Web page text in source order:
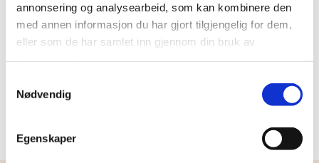
annonsering og analysearbeid, som kan kombinere den
med annen informasjon du har gjort tilgjengelig for dem,
eller som de har samlet inn gjennom din bruk av
Nødvendig
Egenskaper
Hun yter administrativ støtte til selskapets og
advokatenes produksjon, og bistår med teknisk
support i saksbehandlingssystemer mv. Silje
forestår også oppfølging av interne rutiner/krav
og er koordinator for arrangementer, kurs og
seminarer.